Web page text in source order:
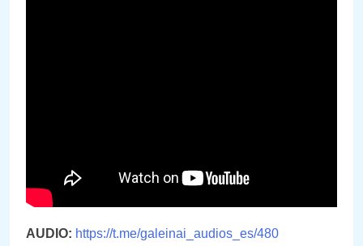
AUDIO: https://t.me/galeinai_audios_es/480